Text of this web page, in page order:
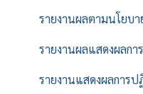
รายงานผลตามนโยบ
รายงานผลแสดงผลกา
รายงานแสดงผลการ